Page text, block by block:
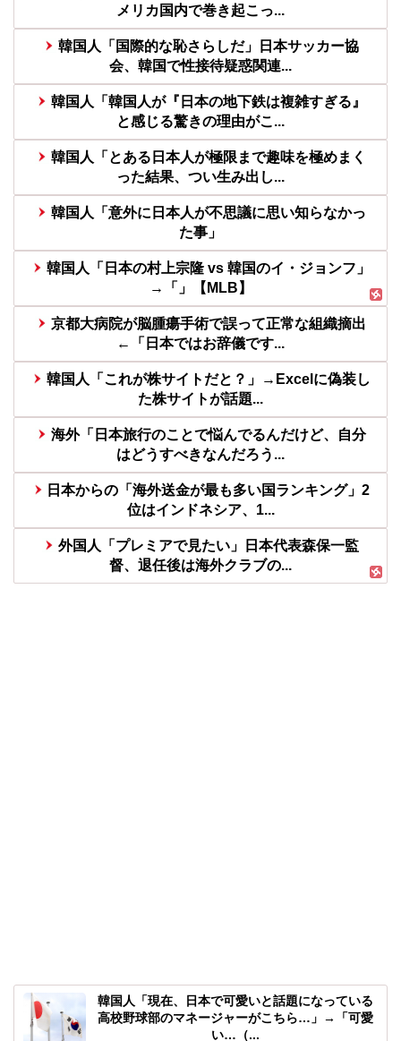
メリカ国内で巻き起こっ...
韓国人「国際的な恥さらしだ」日本サッカー協
会、韓国で性接待疑惑関連...
韓国人「韓国人が『日本の地下鉄は複雑すぎる』
と感じる驚きの理由がこ...
韓国人「とある日本人が極限まで趣味を極めまく
った結果、つい生み出し...
韓国人「意外に日本人が不思議に思い知らなかっ
た事」
韓国人「日本の村上宗隆 vs 韓国のイ・ジョンフ」
→「」【MLB】
京都大病院が脳腫瘍手術で誤って正常な組織摘出
←「日本ではお辞儀です...
韓国人「これが株サイトだと？」→Excelに偽装し
た株サイトが話題...
海外「日本旅行のことで悩んでるんだけど、自分
はどうすべきなんだろう...
日本からの「海外送金が最も多い国ランキング」2
位はインドネシア、1...
外国人「プレミアで見たい」日本代表森保一監
督、退任後は海外クラブの...
韓国人「現在、日本で可愛いと話題になっている
高校野球部のマネージャーがこちら…」→「可愛
い…（...